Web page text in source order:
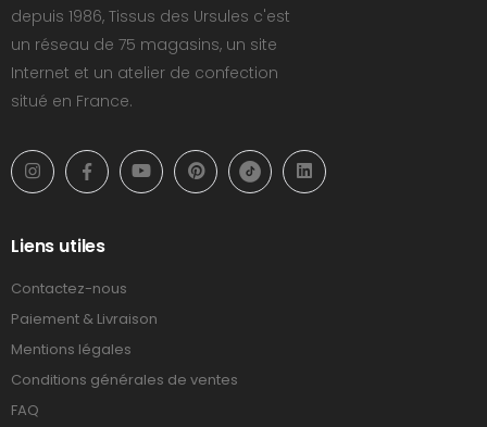
depuis 1986, Tissus des Ursules c'est
un réseau de 75 magasins, un site
Internet et un atelier de confection
situé en France.
Liens utiles
Contactez-nous
Paiement & Livraison
Mentions légales
Conditions générales de ventes
FAQ